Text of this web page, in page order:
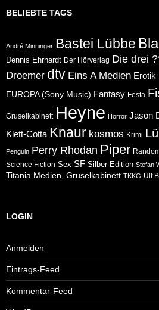
BELIEBTE TAGS
André Minninger Bastei Lübbe
Dennis Ehrhardt Der Hörverlag Die drei
Droemer dtv Eins A Medien Erotik
EUROPA (Sony Music) Fantasy Festa
Gruselkabinett Heyne Horror Jason
Klett-Cotta Knaur kosmos Krimi
Penguin Perry Rhodan Piper
Science Fiction Sex SF Silber Edition Stefan
Titania Medien, Gruselkabinett TKKG Ulf
LOGIN
Anmelden
Eintrags-Feed
Kommentar-Feed